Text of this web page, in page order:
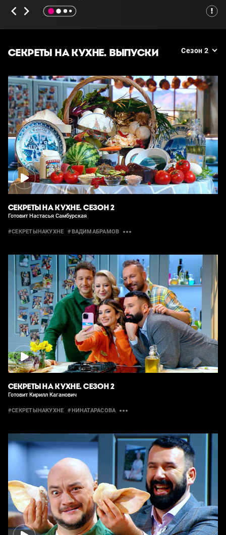
СЕКРЕТЫ НА КУХНЕ. ВЫПУСКИ Сезон 2
СЕКРЕТЫ НА КУХНЕ. СЕЗОН 2
Готовит Настасья Самбурская
#СЕКРЕТЫНАКУХНЕ #ВАДИМАБРАМОВ
СЕКРЕТЫ НА КУХНЕ. СЕЗОН 2
Готовит Кирилл Каганович
#СЕКРЕТЫНАКУХНЕ #НИНАТАРАСОВА